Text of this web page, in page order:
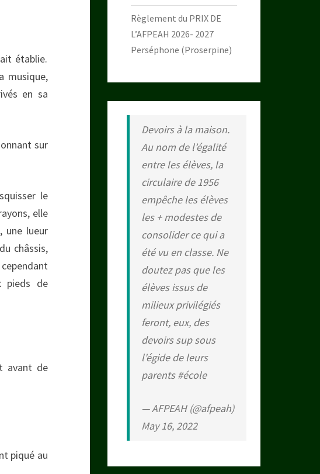
établie.
musique,
en sa
sur
le
elle
une lueur
châssis,
pieds de
avant de
piqué au
Règlement du PRIX DE
L’AFPEAH 2026- 2027
Perséphone (Proserpine)
Devoirs à la maison.
Au nom de l’égalité
entre les élèves, la
circulaire de 1956
empêche les élèves
les + modestes de
consolider ce qui a
été vu en classe. Ne
doutez pas que les
élèves issus de
milieux privilégiés
feront, eux, des
devoirs sup sous
l'égide de leurs
parents#école
— AFPEAH (@afpeah)
May 16, 2022